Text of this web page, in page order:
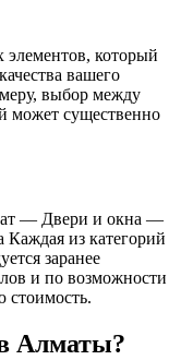
который
вашего
выбор между
может существенно
— Двери и окна —
из категорий
заранее
и по возможности
стоимость.
Алматы?